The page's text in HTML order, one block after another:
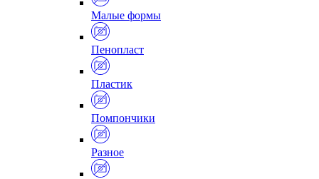
Малые формы
Пенопласт
Пластик
Помпончики
Разное